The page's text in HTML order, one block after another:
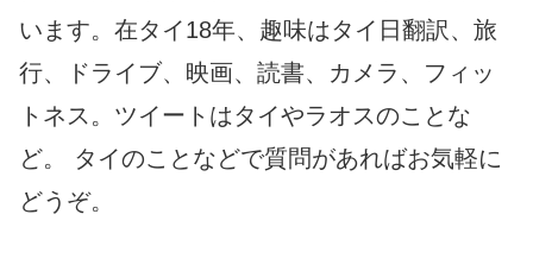
います。在タイ18年、趣味はタイ日翻訳、旅
行、ドライブ、映画、読書、カメラ、フィッ
トネス。ツイートはタイやラオスのことな
ど。 タイのことなどで質問があればお気軽に
どうぞ。